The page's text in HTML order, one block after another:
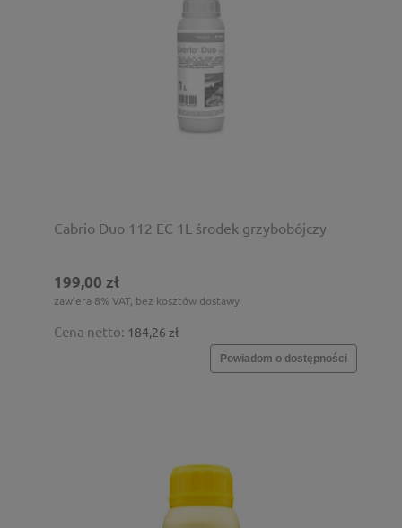
Cabrio Duo 112 EC 1L środek grzybobójczy
199,00 zł
zawiera 8% VAT, bez kosztów dostawy
Cena netto: 184,26 zł
Powiadom o dostępności